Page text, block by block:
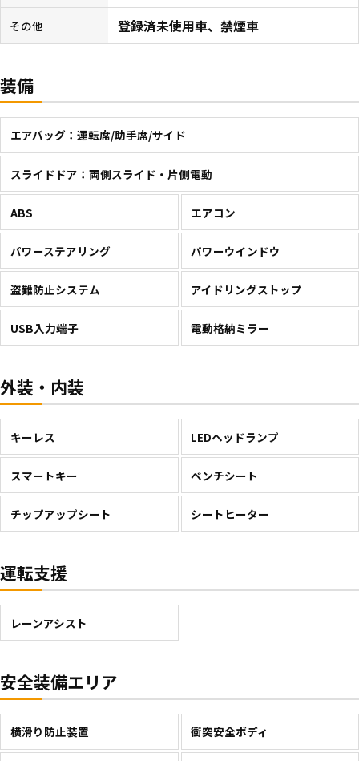
その他 登録済未使用車、禁煙車
装備
エアバッグ：運転席/助手席/サイド
スライドドア：両側スライド・片側電動
ABS エアコン
パワーステアリング パワーウインドウ
盗難防止システム アイドリングストップ
USB入力端子 電動格納ミラー
外装・内装
キーレス LEDヘッドランプ
スマートキー ベンチシート
チップアップシート シートヒーター
運転支援
レーンアシスト
安全装備エリア
横滑り防止装置 衝突安全ボディ